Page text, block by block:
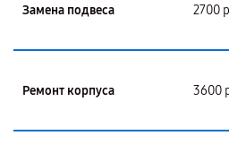
Замена подвеса 2700 р
Ремонт корпуса 3600